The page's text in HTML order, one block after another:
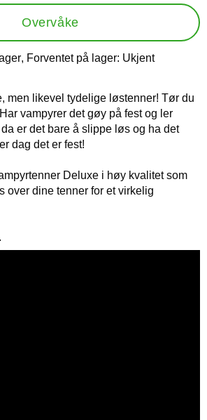
Overvåke
, Forventet på lager: Ukjent
men likevel tydelige løstenner! Tør du
vampyrer det gøy på fest og ler
er det bare å slippe løs og ha det
dag det er fest!
Deluxe i høy kvalitet som
over dine tenner for et virkelig